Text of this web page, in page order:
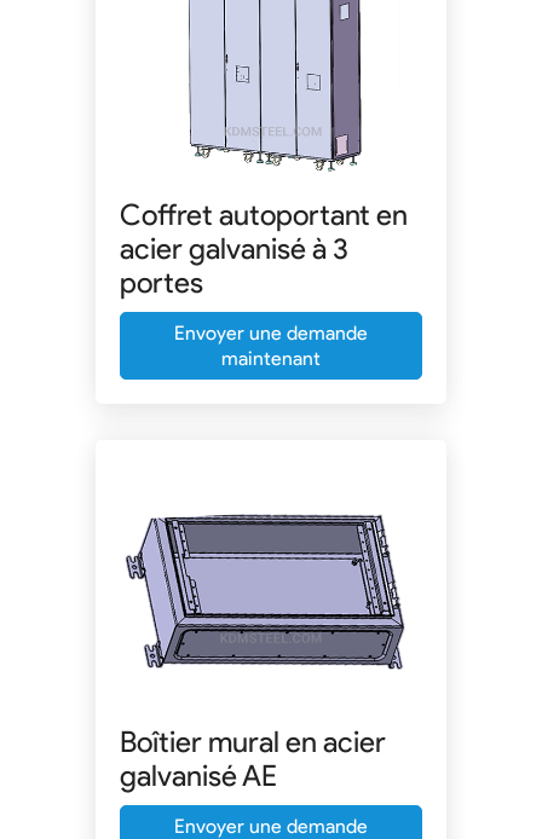
Coffret autoportant en
acier galvanisé à 3
portes
Envoyer une demande
maintenant
Boîtier mural en acier
galvanisé AE
Envoyer une demande